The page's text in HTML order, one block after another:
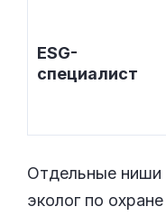
ESG-
специалист
Отдельные ниши
эколог по